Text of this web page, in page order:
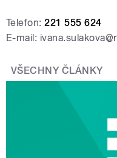
Telefon: 221 555 624
E-mail:
VŠECHNY ČLÁNKY